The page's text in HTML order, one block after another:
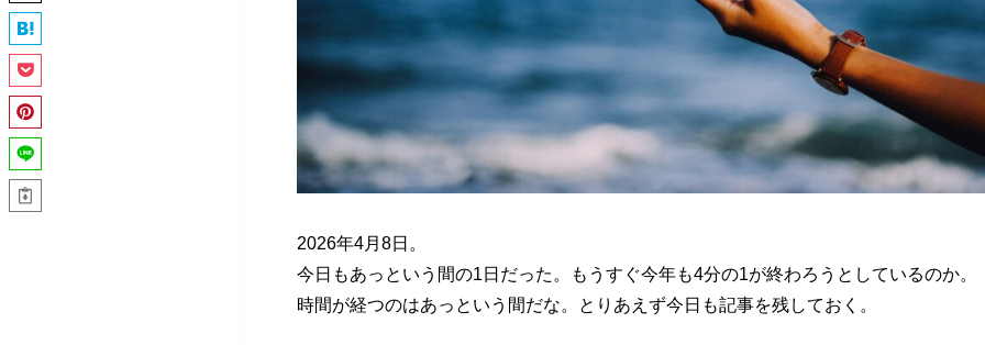
2026年4月8日。
今日もあっという間の1日だった。もうすぐ今年も4分の1が終わろうとしているのか。
時間が経つのはあっという間だな。とりあえず今日も記事を残しておく。